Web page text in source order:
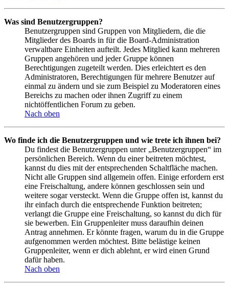
Was sind Benutzergruppen?
Benutzergruppen sind Gruppen von Mitgliedern, die die
Mitglieder des Boards in für die Board-Administration
verwaltbare Einheiten aufteilt. Jedes Mitglied kann mehreren
Gruppen angehören und jeder Gruppe können
Berechtigungen zugeteilt werden. Dies erleichtert es den
Administratoren, Berechtigungen für mehrere Benutzer auf
einmal zu ändern und sie zum Beispiel zu Moderatoren eines
Bereichs zu machen oder ihnen Zugriff zu einem
nichtöffentlichen Forum zu geben.
Nach oben
Wo finde ich die Benutzergruppen und wie trete ich ihnen bei?
Du findest die Benutzergruppen unter „Benutzergruppen“ im
persönlichen Bereich. Wenn du einer beitreten möchtest,
kannst du dies mit der entsprechenden Schaltfläche machen.
Nicht alle Gruppen sind allgemein offen. Einige erfordern erst
eine Freischaltung, andere können geschlossen sein und
weitere sogar versteckt. Wenn die Gruppe offen ist, kannst du
ihr einfach durch die entsprechende Funktion beitreten;
verlangt die Gruppe eine Freischaltung, so kannst du dich für
sie bewerben. Ein Gruppenleiter muss daraufhin deinen
Antrag annehmen. Er könnte fragen, warum du in die Gruppe
aufgenommen werden möchtest. Bitte belästige keinen
Gruppenleiter, wenn er dich ablehnt, er wird einen Grund
dafür haben.
Nach oben